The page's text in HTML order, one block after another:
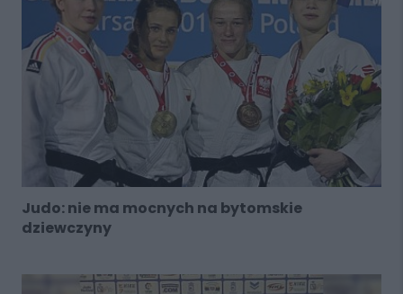
Judo: nie ma mocnych na bytomskie
dziewczyny